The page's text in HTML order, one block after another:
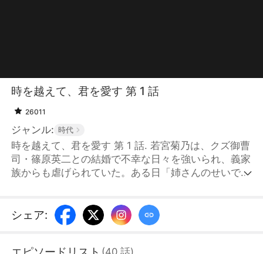
時を越えて、君を愛す 第 1 話
26011
ジャンル: 時代
時を越えて、君を愛す 第 1 話. 若宮菊乃は、クズ御曹
司・篠原英二との結婚で不幸な日々を強いられ、義家
族からも虐げられていた。ある日「姉さんのせいで私
た。彼女は過去をやり直せることに気づく。 再び花
婿選びの場に立った姉妹。菊乃が前世で結婚した英二
シェア:
(40 話)